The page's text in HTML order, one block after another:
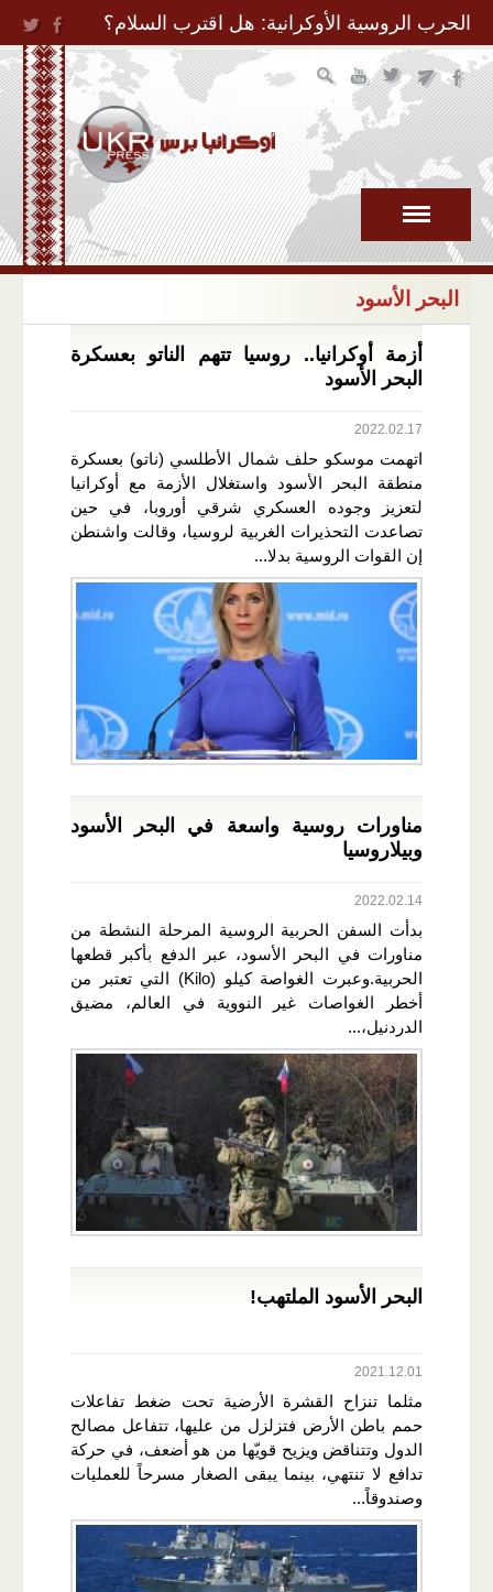
Jump to Navigation
الحرب الروسية الأوكرانية: هل اقترب السلام؟
البحر الأسود
أزمة أوكرانيا.. روسيا تتهم الناتو بعسكرة
البحر الأسود
2022.02.17
اتهمت موسكو حلف شمال الأطلسي (ناتو) بعسكرة
منطقة البحر الأسود واستغلال الأزمة مع أوكرانيا
لتعزيز وجوده العسكري شرقي أوروبا، في حين
تصاعدت التحذيرات الغربية لروسيا، وقالت واشنطن
إن القوات الروسية بدلا...
مناورات روسية واسعة في البحر الأسود
وبيلاروسيا
2022.02.14
بدأت السفن الحربية الروسية المرحلة النشطة من
مناورات في البحر الأسود، عبر الدفع بأكبر قطعها
الحربية.وعبرت الغواصة كيلو (Kilo) التي تعتبر من
أخطر الغواصات غير النووية في العالم، مضيق
الدردنيل،...
البحر الأسود الملتهب!
2021.12.01
مثلما تنزاح القشرة الأرضية تحت ضغط تفاعلات
حمم باطن الأرض فتزلزل من عليها، تتفاعل مصالح
الدول وتتناقض ويزيح قويّها من هو أضعف، في حركة
تدافع لا تنتهي، بينما يبقى الصغار مسرحاً للعمليات
وصندوقاً...